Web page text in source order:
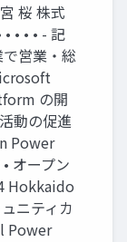
桜 株式
• • • - 記
営業・総
の開
動の促進
Power
オープン
Hokkaido
ニティカ
Power